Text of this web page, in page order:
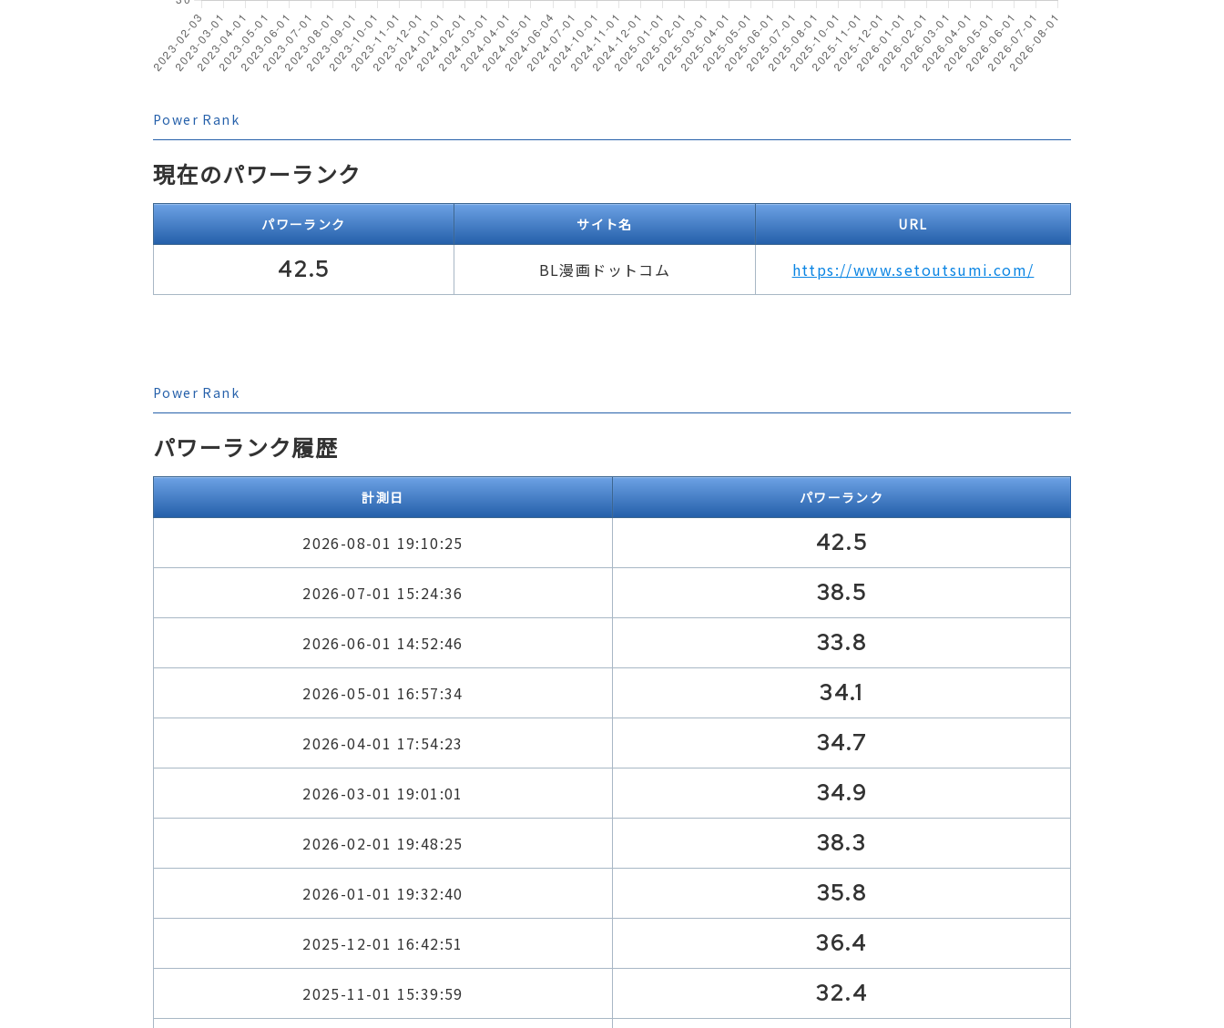
Power Rank
現在のパワーランク
パワーランク サイト名 URL
42.5 BL漫画ドットコム https://www.setoutsumi.com/
Power Rank
パワーランク履歴
計測日 パワーランク
2026-08-01 19:10:25 42.5
2026-07-01 15:24:36 38.5
2026-06-01 14:52:46 33.8
2026-05-01 16:57:34 34.1
2026-04-01 17:54:23 34.7
2026-03-01 19:01:01 34.9
2026-02-01 19:48:25 38.3
2026-01-01 19:32:40 35.8
2025-12-01 16:42:51 36.4
2025-11-01 15:39:59 32.4